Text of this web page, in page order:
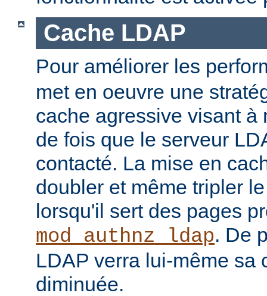
Cache LDAP
Pour améliorer les
met en oeuvre une
cache agressive visant à
de fois que le serveur
contacté. La mise en
doubler et même tripler
lorsqu'il sert des pages
mod_authnz_ldap. De
LDAP verra lui-même sa
diminuée.